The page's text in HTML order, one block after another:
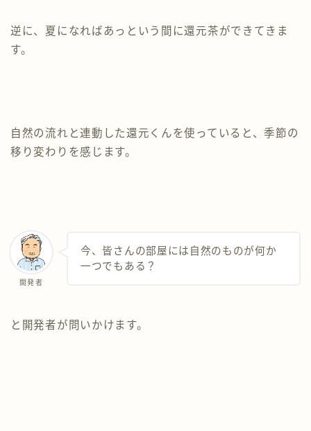
逆に、夏になればあっという間に還元茶ができてきま
す。
自然の流れと連動した還元くんを使っていると、季節の
移り変わりを感じます。
開発者
今、皆さんの部屋には自然のものが何か
一つでもある？
と開発者が問いかけます。